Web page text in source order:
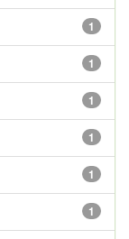
1
1
1
1
1
1